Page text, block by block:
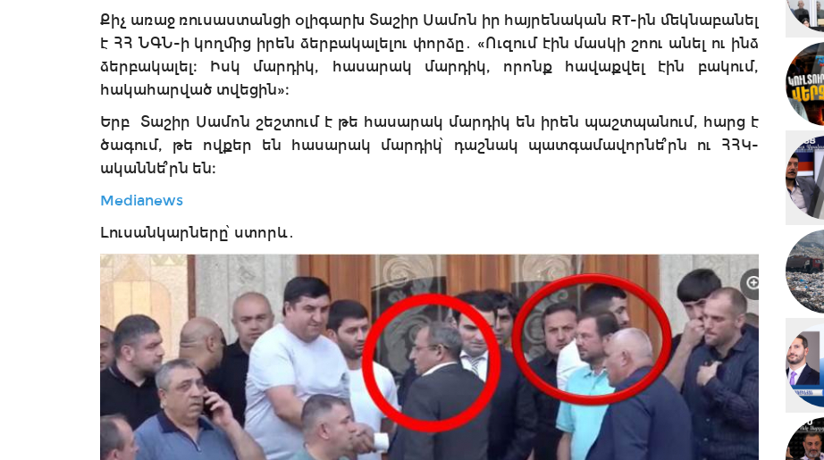
Քիչ առաջ ռուսաստանցի օլիգարխ Տաշիր Սամոն իր հայրենական RT-ին մեկնաբանել
է ՀՀ ՆԳՆ-ի կողմից իրեն ձերբակալելու փորձը․ «Ուզում էին մասկի շոու անել ու ինձ
ձերբակալել։ Իսկ մարդիկ, հասարակ մարդիկ, որոնք հավաքվել էին բակում,
հակահարված տվեցին»։
Երբ Տաշիր Սամոն շեշտում է թե հասարակ մարդիկ են իրեն պաշտպանում, հարց է
ծագում, թե ովքեր են հասարակ մարդիկ՝ դաշնակ պատգամավորնե՞րն ու ՀՀԿ-
ականնե՞րն են։
Medianews
Լուսանկարները՝ ստորև․